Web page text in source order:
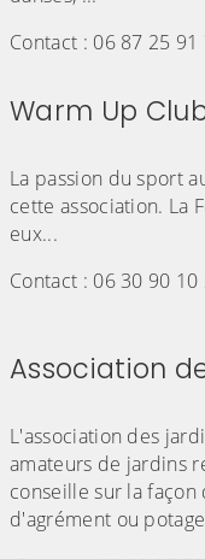
Contact : 06 87 25 91
Warm Up
La passion du sport
cette association. La
eux...
Contact : 06 30 90 10
Association
L'association des
amateurs de jardins
conseille sur la
d'agrément ou